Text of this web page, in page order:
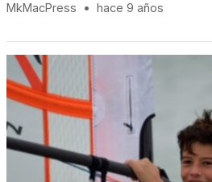
MkMacPress • hace 9 años